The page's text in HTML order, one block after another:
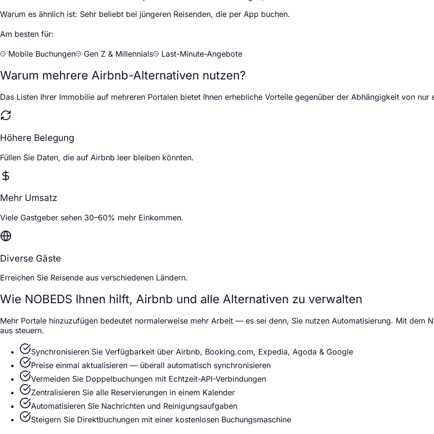
Warum es ähnlich ist: Sehr beliebt bei jüngeren Reisenden, die per App buchen.
Am besten für:
Mobile Buchungen Gen Z & Millennials Last-Minute-Angebote
Warum mehrere Airbnb-Alternativen nutzen?
Das Listen Ihrer Immobilie auf mehreren Portalen bietet Ihnen erhebliche Vorteile gegenüber der Abhängigkeit von nur
Höhere Belegung
Füllen Sie Daten, die auf Airbnb leer bleiben könnten.
Mehr Umsatz
Viele Gastgeber sehen 30–60% mehr Einkommen.
Diverse Gäste
Erreichen Sie Reisende aus verschiedenen Ländern.
Wie NOBEDS Ihnen hilft, Airbnb und alle Alternativen zu verwalten
Mehr Portale hinzuzufügen bedeutet normalerweise mehr Arbeit — es sei denn, Sie nutzen Automatisierung. Mit dem
aus steuern.
Synchronisieren Sie Verfügbarkeit über Airbnb, Booking.com, Expedia, Agoda & Google
Preise einmal aktualisieren — überall automatisch synchronisieren
Vermeiden Sie Doppelbuchungen mit Echtzeit-API-Verbindungen
Zentralisieren Sie alle Reservierungen in einem Kalender
Automatisieren Sie Nachrichten und Reinigungsaufgaben
Steigern Sie Direktbuchungen mit einer kostenlosen Buchungsmaschine